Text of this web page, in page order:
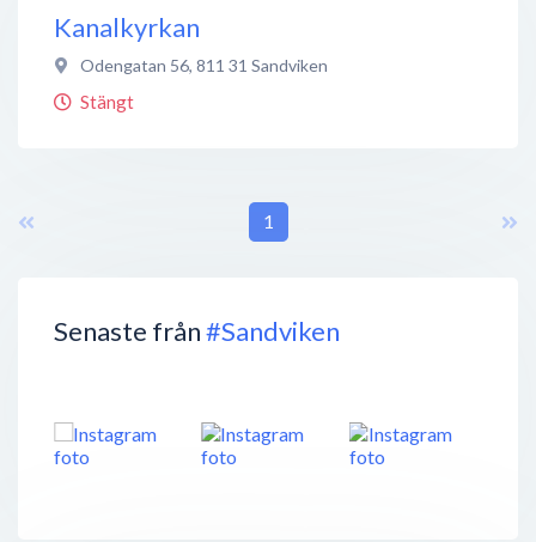
Senaste från#Sandviken
Kanalkyrkan
Odengatan 56, 811 31 Sandviken
Stängt
1